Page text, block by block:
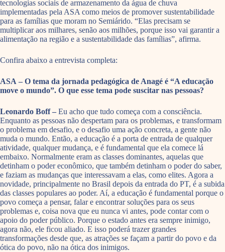
tecnologias sociais de armazenamento da água de chuva
implementadas pela ASA como meios de promover sustentabilidade
para as famílias que moram no Semiárido. “Elas precisam se
multiplicar aos milhares, senão aos milhões, porque isso vai garantir a
alimentação na região e a sustentabilidade das famílias”, afirma.
Confira abaixo a entrevista completa:
ASA – O tema da jornada pedagógica de Anagé é “A educação
move o mundo”. O que esse tema pode suscitar nas pessoas?
Leonardo Boff – Eu acho que tudo começa com a consciência.
Enquanto as pessoas não despertam para os problemas, e transformam
o problema em desafio, e o desafio uma ação concreta, a gente não
muda o mundo. Então, a educação é a porta de entrada de qualquer
atividade, qualquer mudança, e é fundamental que ela comece lá
embaixo. Normalmente eram as classes dominantes, aquelas que
detinham o poder econômico, que também detinham o poder do saber,
e faziam as mudanças que interessavam a elas, como elites. Agora a
novidade, principalmente no Brasil depois da entrada do PT, é a subida
das classes populares ao poder. Aí, a educação é fundamental porque o
povo começa a pensar, falar e encontrar soluções para os seus
problemas e, coisa nova que eu nunca vi antes, pode contar com o
apoio do poder público. Porque o estado antes era sempre inimigo,
agora não, ele ficou aliado. E isso poderá trazer grandes
transformações desde que, as atrações se façam a partir do povo e da
ótica do povo, não na ótica dos inimigos.